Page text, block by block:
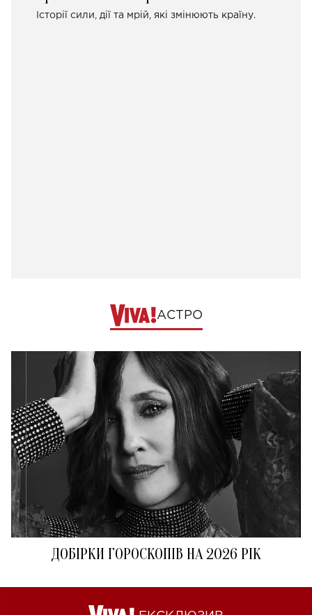
Історії сили, дії та мрій, які змінюють країну.
АСТРО
ДОБІРКИ ГОРОСКОПІВ НА 2026 РІК